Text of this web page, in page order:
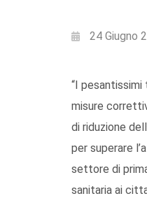
24 Giugno
“I
misure
di riduzione
per superare
settore di
sanitaria ai